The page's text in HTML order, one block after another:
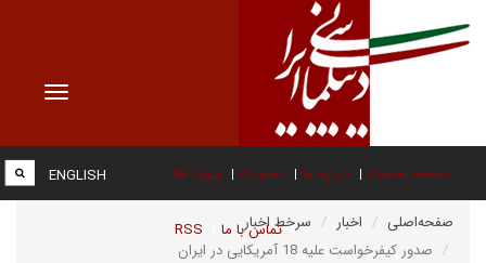
Toggle
صفحه نخست درباره ما عضویت پیوند ها
تماس با ما RSS
ENGLISH
صفحه‌اصلی اخبار
سرخط اخبار
صدور کیفرخواست علیه 18 آمریکایی در ایران